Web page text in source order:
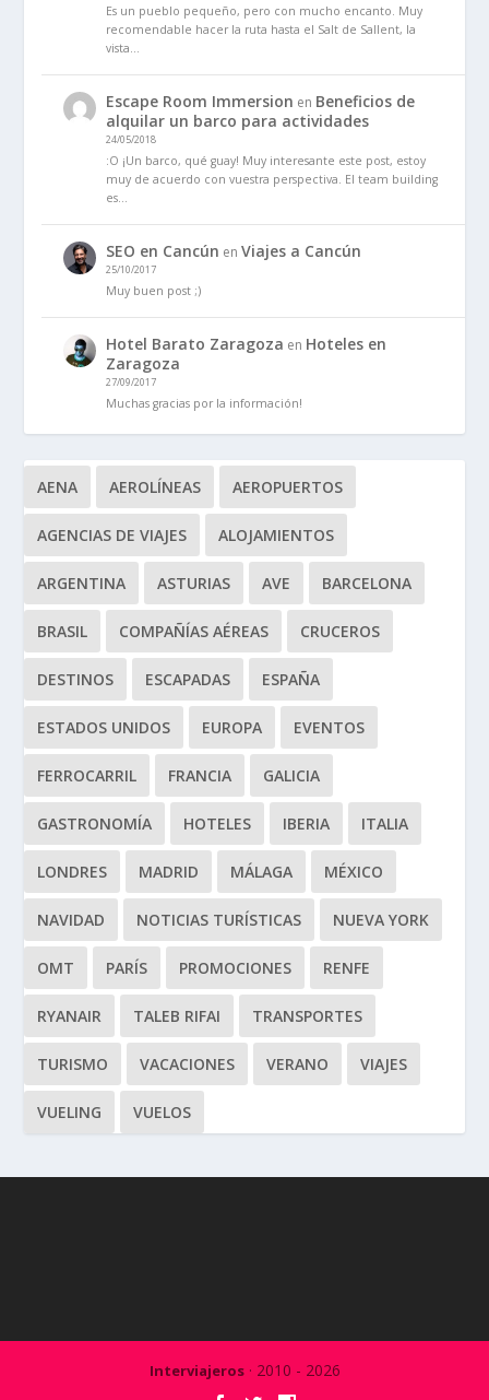
Es un pueblo pequeño, pero con mucho encanto. Muy
recomendable hacer la ruta hasta el Salt de Sallent, la
vista…
Escape Room Immersion en Beneficios de
alquilar un barco para actividades
24/05/2018
:O ¡Un barco, qué guay! Muy interesante este post, estoy
muy de acuerdo con vuestra perspectiva. El team building
es…
SEO en Cancún enViajes a Cancún
25/10/2017
Muy buen post ;)
Hotel Barato Zaragoza en Hoteles en
Zaragoza
27/09/2017
Muchas gracias por la información!
AENA AEROLÍNEAS AEROPUERTOS
AGENCIAS DE VIAJES ALOJAMIENTOS
ARGENTINA ASTURIAS AVE BARCELONA
BRASIL COMPAÑÍAS AÉREAS CRUCEROS
DESTINOS ESCAPADAS ESPAÑA
ESTADOS UNIDOS EUROPA EVENTOS
FERROCARRIL FRANCIA GALICIA
GASTRONOMÍA HOTELES IBERIA ITALIA
LONDRES MADRID MÁLAGA MÉXICO
NAVIDAD NOTICIAS TURÍSTICAS NUEVA YORK
OMT PARÍS PROMOCIONES RENFE
RYANAIR TALEB RIFAI TRANSPORTES
TURISMO VACACIONES VERANO VIAJES
VUELING VUELOS
Interviajeros· 2010 - 2026